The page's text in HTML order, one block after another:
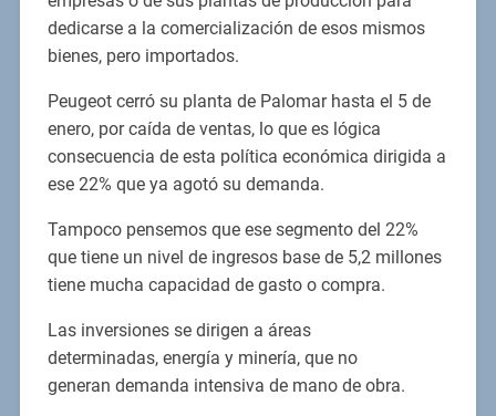
dedicarse a la comercialización de esos mismos
bienes, pero importados.
Peugeot cerró su planta de Palomar hasta el 5 de
enero, por caída de ventas, lo que es lógica
consecuencia de esta política económica dirigida a
ese 22% que ya agotó su demanda.
Tampoco pensemos que ese segmento del 22%
que tiene un nivel de ingresos base de 5,2 millones
tiene mucha capacidad de gasto o compra.
Las inversiones se dirigen a áreas
determinadas, energía y minería, que no
generan demanda intensiva de mano de obra.